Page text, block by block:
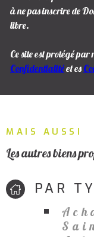
à ne pas inscrire de
libre.
Ce site est protégé
Confidentialitéet es
MAIS AUSSI
Les autres biens
PAR